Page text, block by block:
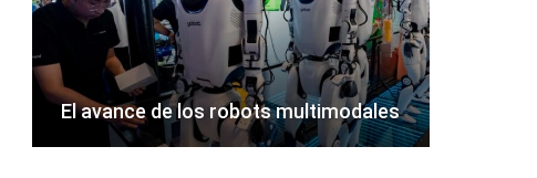
El avance de los robots multimodales